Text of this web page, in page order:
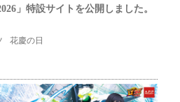
」特設サイトを公開しました。
花慶の日